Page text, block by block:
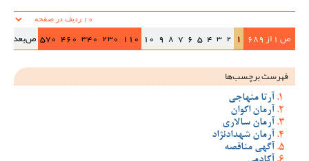
ص 1 از 689 1
2
3
4
5
6
7
8
9
10
110
230
340
460
570 ص‌بعد
فهرست برچسب‌ها
آرتا منهاجی
آرمان اکوان
آرمان سالاری
آرمان شهدادنژاد
آگهی مناقصه